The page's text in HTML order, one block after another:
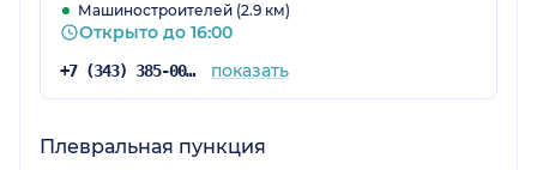
Машиностроителей (2.9 км)
Открыто до 16:00
+7 (343) 385-00-01 показать
Плевральная пункция